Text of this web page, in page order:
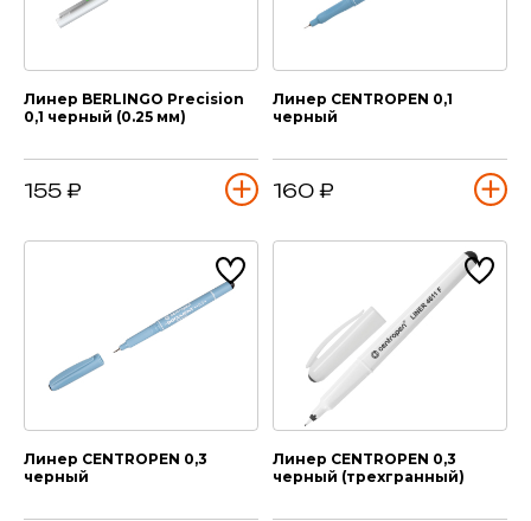
Линер BERLINGO Precision
0,1 черный (0.25 мм)
155 ₽
Линер CENTROPEN 0,1
черный
160 ₽
Линер CENTROPEN 0,3
черный
Линер CENTROPEN 0,3
черный (трехгранный)